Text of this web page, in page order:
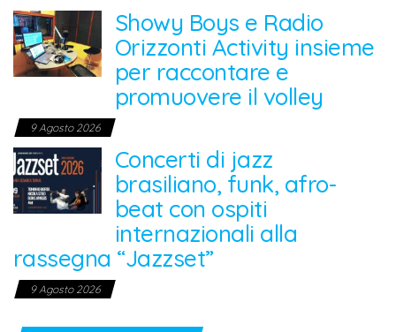
Showy Boys e Radio
Orizzonti Activity insieme
per raccontare e
promuovere il volley
9 Agosto 2026
Concerti di jazz
brasiliano, funk, afro-
beat con ospiti
internazionali alla
rassegna “Jazzset”
9 Agosto 2026